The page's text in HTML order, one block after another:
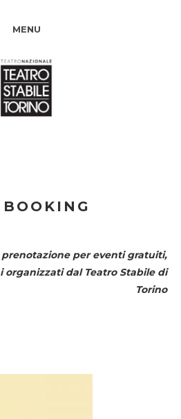
MENU
prenotazione per eventi gratuiti,
organizzati dal Teatro Stabile di
Torino